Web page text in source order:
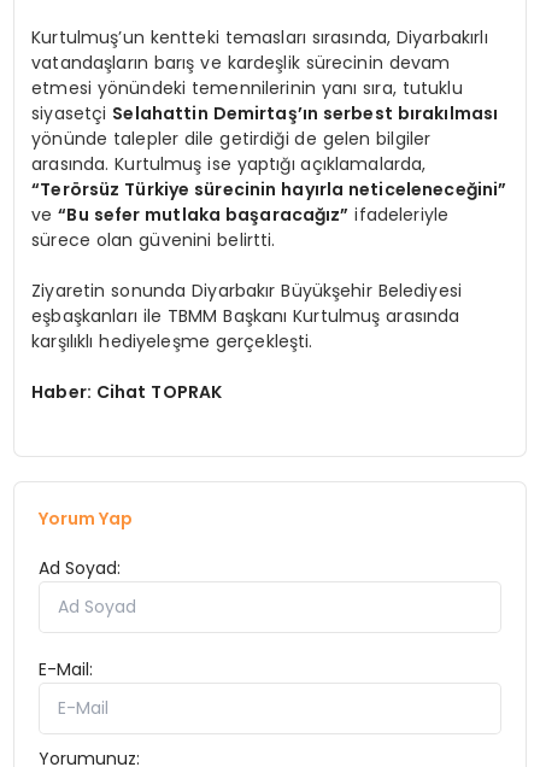
Kurtulmuş’un kentteki temasları sırasında, Diyarbakırlı
vatandaşların barış ve kardeşlik sürecinin devam
etmesi yönündeki temennilerinin yanı sıra, tutuklu
siyasetçi Selahattin Demirtaş’ın serbest bırakılması
yönünde talepler dile getirdiği de gelen bilgiler
arasında. Kurtulmuş ise yaptığı açıklamalarda,
“Terörsüz Türkiye sürecinin hayırla neticeleneceğini”
ve“Bu sefer mutlaka başaracağız” ifadeleriyle
sürece olan güvenini belirtti.
Ziyaretin sonunda Diyarbakır Büyükşehir Belediyesi
eşbaşkanları ile TBMM Başkanı Kurtulmuş arasında
karşılıklı hediyeleşme gerçekleşti.
Haber: Cihat TOPRAK
Yorum Yap
Ad Soyad:
E-Mail:
Yorumunuz: